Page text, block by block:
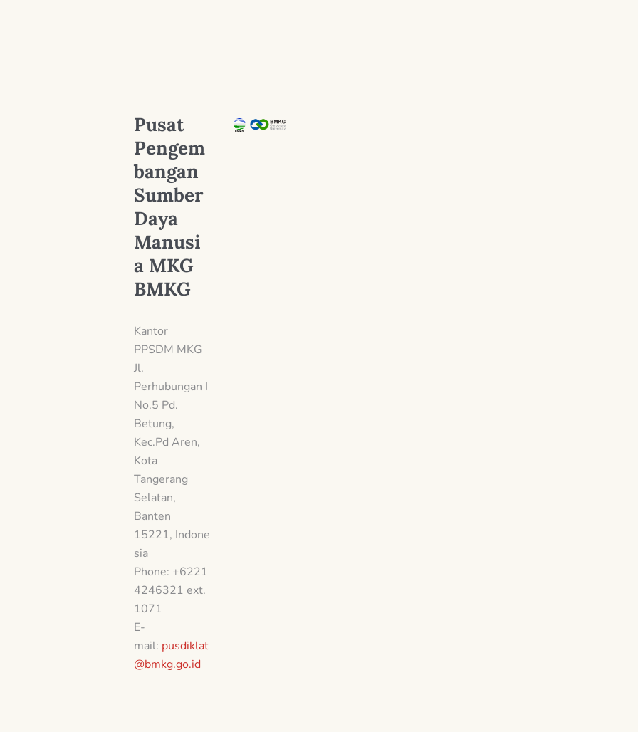
Pusat
Pengem
bangan
Sumber
Daya
Manusi
a MKG
BMKG
Kantor
PPSDM MKG
Jl.
Perhubungan I
No.5 Pd.
Betung,
Kec.Pd Aren,
Kota
Tangerang
Selatan,
Banten
15221, Indone
sia
Phone: +6221
4246321 ext.
1071
E-
mail: pusdiklat
@bmkg.go.id